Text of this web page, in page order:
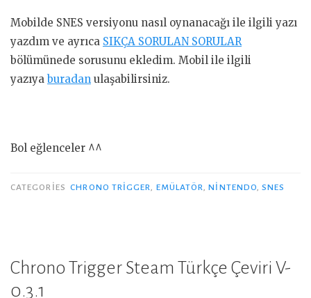
Mobilde SNES versiyonu nasıl oynanacağı ile ilgili yazı
yazdım ve ayrıca SIKÇA SORULAN SORULAR
bölümünede sorusunu ekledim. Mobil ile ilgili
yazıyaburadan ulaşabilirsiniz.
Bol eğlenceler ^^
CATEGORIES CHRONO TRIGGER, EMÜLATÖR,NINTENDO,SNES
Chrono Trigger Steam Türkçe Çeviri V-
0.3.1